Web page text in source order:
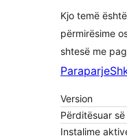
Kjo temë
përmirësime
shtesë me
Paraparje
Version
Përditësuar
Instalime